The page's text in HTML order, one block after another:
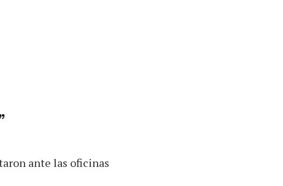
ante las oficinas